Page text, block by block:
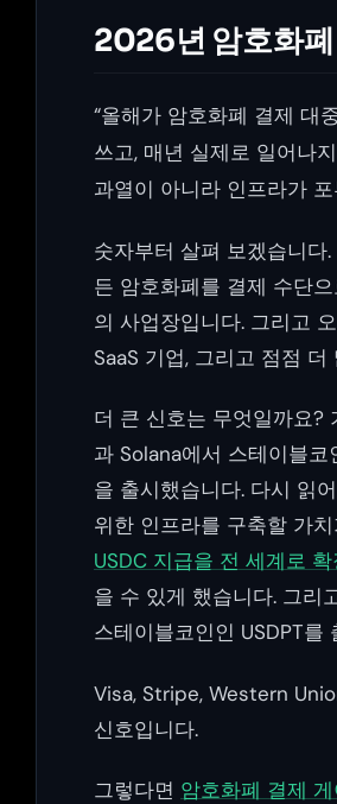
2026년 암호화폐
“올해가 암호화폐 결제 대
쓰고, 매년 실제로 일어나
과열이 아니라 인프라가
숫자부터 살펴 보겠습니
든 암호화폐를 결제 수단
의 사업장입니다. 그리고
SaaS 기업, 그리고 점점
더 큰 신호는 무엇일까요?
과 Solana에서 스테이블
을 출시했습니다. 다시 읽
위한 인프라를 구축할 가
USDC 지급을 전 세계로
을 수 있게 했습니다. 그리
스테이블코인인 USDPT를
Visa, Stripe, Western
신호입니다.
그렇다면 암호화폐 결제